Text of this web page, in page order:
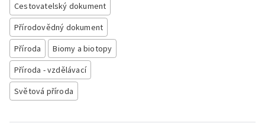
Cestovatelský dokument
Přírodovědný dokument
Příroda
Biomy a biotopy
Příroda - vzdělávací
Světová příroda